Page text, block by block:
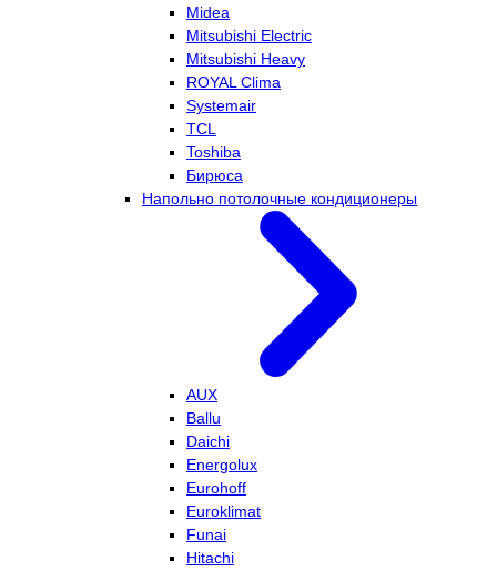
Midea
Mitsubishi Electric
Mitsubishi Heavy
ROYAL Clima
Systemair
TCL
Toshiba
Бирюса
Напольно потолочные кондиционеры
AUX
Ballu
Daichi
Energolux
Eurohoff
Euroklimat
Funai
Hitachi